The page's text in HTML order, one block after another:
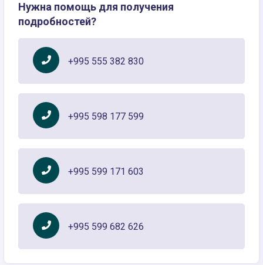
Нужна помощь для получения
подробностей?
+995 555 382 830
+995 598 177 599
+995 599 171 603
+995 599 682 626